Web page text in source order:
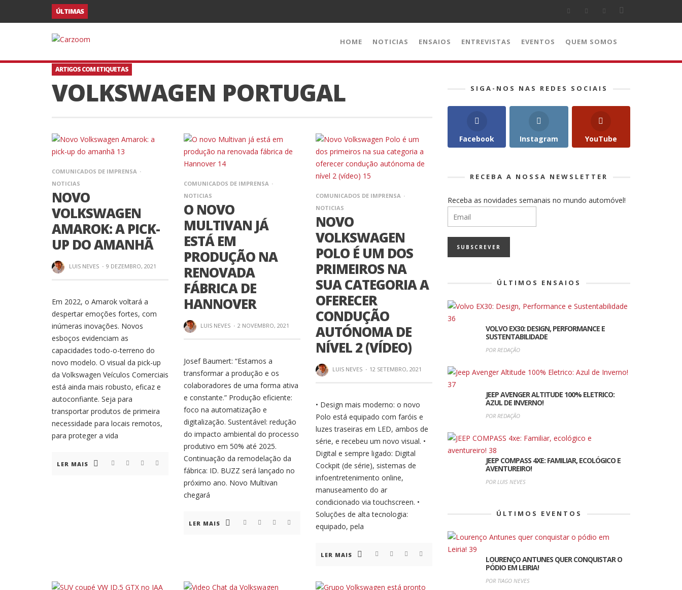
ÚLTIMAS
HOME NOTICIAS ENSAIOS ENTREVISTAS EVENTOS QUEM SOMOS
ARTIGOS COM ETIQUETAS
VOLKSWAGEN PORTUGAL
COMUNICADOS DE IMPRENSA
NOTICIAS
NOVO
VOLKSWAGEN
AMAROK: A PICK-
UP DO AMANHÃ
LUIS NEVES · 9 DEZEMBRO, 2021
Em 2022, o Amarok voltará a
despertar emoções fortes, com
inúmeras inovações. Novos
esboços evidenciam as
capacidades todo-o-terreno do
novo modelo. O visual da pick-up
da Volkswagen Veículos Comerciais
está ainda mais robusto, eficaz e
autoconfiante. Seja para
transportar produtos de primeira
necessidade para locais remotos,
para proteger a vida
LER MAIS
COMUNICADOS DE IMPRENSA
NOTICIAS
O NOVO
MULTIVAN JÁ
ESTÁ EM
PRODUÇÃO NA
RENOVADA
FÁBRICA DE
HANNOVER
LUIS NEVES · 2 NOVEMBRO, 2021
Josef Baumert: “Estamos a
transformar a produção e os
colaboradores de uma forma ativa
e constante.” Produção eficiente:
foco na automatização e
digitalização. Sustentável: redução
do impacto ambiental do processo
produtivo em 50% até 2025.
Continuação da remodelação da
fábrica: ID. BUZZ será lançado no
próximo ano. Novo Multivan
chegará
LER MAIS
COMUNICADOS DE IMPRENSA
NOTICIAS
NOVO
VOLKSWAGEN
POLO É UM DOS
PRIMEIROS NA
SUA CATEGORIA A
OFERECER
CONDUÇÃO
AUTÓNOMA DE
NÍVEL 2 (VÍDEO)
LUIS NEVES · 12 SETEMBRO, 2021
• Design mais moderno: o novo
Polo está equipado com faróis e
luzes traseiras em LED, ambos de
série, e recebeu um novo visual. •
Digital e sempre ligado: Digital
Cockpit (de série), sistemas de
infoentretenimento online,
manuseamento do ar
condicionado via touchscreen. •
Soluções de alta tecnologia:
equipado, pela
LER MAIS
SIGA-NOS NAS REDES SOCIAIS
Facebook Instagram YouTube
RECEBA A NOSSA NEWSLETTER
Receba as novidades semanais no mundo automóvel!
ÚLTIMOS ENSAIOS
VOLVO EX30: DESIGN, PERFORMANCE E
SUSTENTABILIDADE
POR REDAÇÃO
JEEP AVENGER ALTITUDE 100% ELETRICO:
AZUL DE INVERNO!
POR REDAÇÃO
JEEP COMPASS 4XE: FAMILIAR, ECOLÓGICO E
AVENTUREIRO!
POR LUIS NEVES
ÚLTIMOS EVENTOS
LOURENÇO ANTUNES QUER CONQUISTAR O
PÓDIO EM LEIRIA!
POR TIAGO NEVES